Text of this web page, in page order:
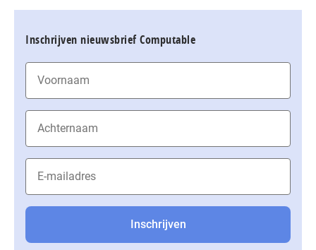
Inschrijven nieuwsbrief Computable